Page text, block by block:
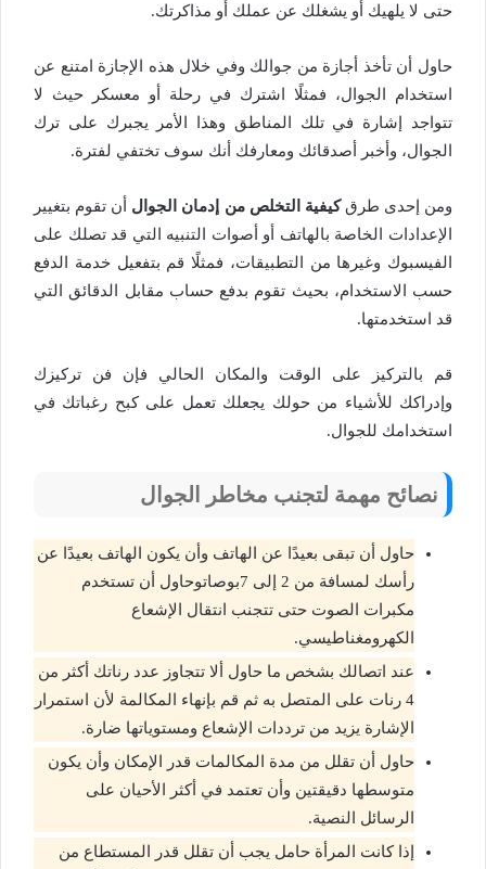
حتى لا يلهيك أو يشغلك عن عملك أو مذاكرتك.
حاول أن تأخذ أجازة من جوالك وفي خلال هذه الإجازة امتنع عن
استخدام الجوال، فمثلًا اشترك في رحلة أو معسكر حيث لا
تتواجد إشارة في تلك المناطق وهذا الأمر يجبرك على ترك
الجوال، وأخبر أصدقائك ومعارفك أنك سوف تختفي لفترة.
ومن إحدى طرقكيفية التخلص من إدمان الجوال أن تقوم بتغيير
الإعدادات الخاصة بالهاتف أو أصوات التنبيه التي قد تصلك على
الفيسبوك وغيرها من التطبيقات، فمثلًا قم بتفعيل خدمة الدفع
حسب الاستخدام، بحيث تقوم بدفع حساب مقابل الدقائق التي
قد استخدمتها.
قم بالتركيز على الوقت والمكان الحالي فإن فن تركيزك
وإدراكك للأشياء من حولك يجعلك تعمل على كبح رغباتك في
استخدامك للجوال.
نصائح مهمة لتجنب مخاطر الجوال
حاول أن تبقى بعيدًا عن الهاتف وأن يكون الهاتف بعيدًا عن
رأسك لمسافة من 2 إلى 7بوصاتوحاول أن تستخدم
مكبرات الصوت حتى تتجنب انتقال الإشعاع
الكهرومغناطيسي.
عند اتصالك بشخص ما حاول ألا تتجاوز عدد رناتك أكثر من
4 رنات على المتصل به ثم قم بإنهاء المكالمة لأن استمرار
الإشارة يزيد من ترددات الإشعاع ومستوياتها ضارة.
حاول أن تقلل من مدة المكالمات قدر الإمكان وأن يكون
متوسطها دقيقتين وأن تعتمد في أكثر الأحيان على
الرسائل النصية.
إذا كانت المرأة حامل يجب أن تقلل قدر المستطاع من